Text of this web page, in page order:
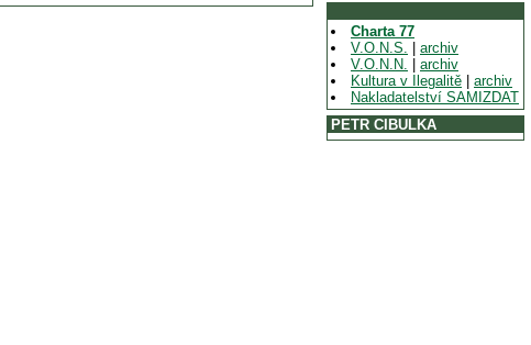
Charta 77
V.O.N.S.
archiv
V.O.N.N.
archiv
Kultura v Ilegalitě
archiv
Nakladatelství SAMIZDAT
PETR CIBULKA